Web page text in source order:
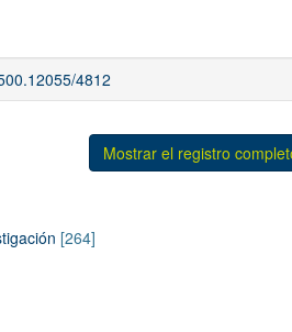
4812
Mostrar el registro
[264]